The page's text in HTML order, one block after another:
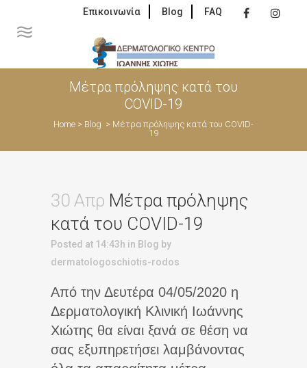
Επικοινωνία Blog FAQ
Μέτρα πρόληψης κατά του
COVID-19
Home > Blog > Μέτρα πρόληψης κατά του COVID-
19
30 Απρ Μέτρα πρόληψης
κατά του COVID-19
Posted at 14:43h in Blog by
dermatologoschiotis-rodos
Από την Δευτέρα 04/05/2020 η
Δερματολογική Κλινική Ιωάννης
Χιώτης θα είναι ξανά σε θέση να
σας εξυπηρετήσει λαμβάνοντας